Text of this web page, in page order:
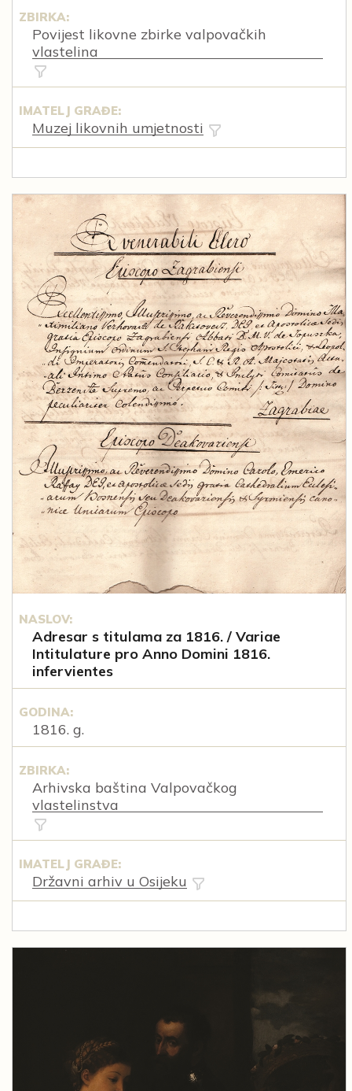
ZBIRKA:
Povijest likovne zbirke valpovačkih
vlastelina
IMATELJ GRAĐE:
Muzej likovnih umjetnosti
NASLOV:
Adresar s titulama za 1816. / Variae
Intitulature pro Anno Domini 1816.
infervientes
GODINA:
1816. g.
ZBIRKA:
Arhivska baština Valpovačkog
vlastelinstva
IMATELJ GRAĐE:
Državni arhiv u Osijeku